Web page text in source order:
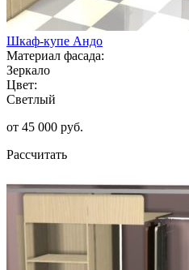
Шкаф-купе Андо
Материал фасада:
Зеркало
Цвет:
Светлый
от 45 000 руб.
Рассчитать